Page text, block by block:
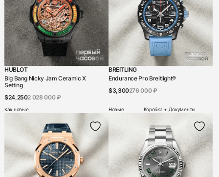
HUBLOT
Big Bang Nicky Jam Ceramic X
Setting
$24,2502 028 000 ₽
Как новые
BREITLING
Endurance Pro Breitlight®
$3,300276 000 ₽
Новые Коробка + Документы